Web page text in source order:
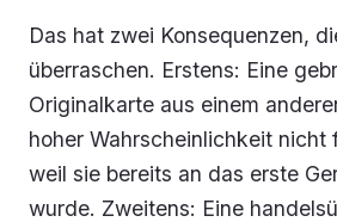
Das hat zwei Konsequenzen,
überraschen. Erstens: Eine
Originalkarte aus einem
hoher Wahrscheinlichkeit nicht
weil sie bereits an das erste
wurde. Zweitens: Eine